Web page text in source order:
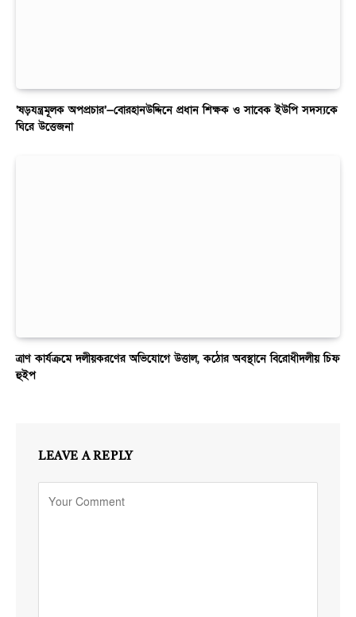
‘ষড়যন্ত্রমূলক অপপ্রচার’—বোরহানউদ্দিনে প্রধান শিক্ষক ও সাবেক ইউপি সদস্যকে
ঘিরে উত্তেজনা
ত্রাণ কার্যক্রমে দলীয়করণের অভিযোগে উত্তাল, কঠোর অবস্থানে বিরোধীদলীয় চিফ
হুইপ
LEAVE A REPLY